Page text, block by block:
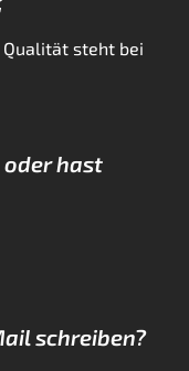
Qualität steht bei
oder hast
schreiben?